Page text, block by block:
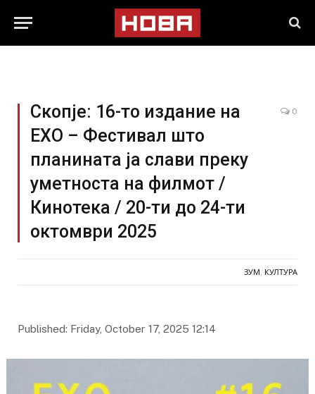
Скопје: 16-то издание на
ЕХО – Фестивал што
планината ја слави преку
уметноста на филмот /
Кинотека / 20-ти до 24-ти
октомври 2025
0
ЗУМ КУЛТУРА
Published: Friday, October 17, 2025 12:14